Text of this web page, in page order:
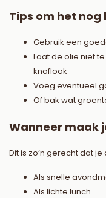
Tips om het
Gebruik een
Laat de olie niet
knoflook
Voeg eventueel
Of bak wat
Wanneer maak
Dit is zo’n gerecht dat
Als snelle
Als lichte lunch